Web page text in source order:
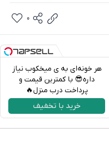
تلگرام
واتساپ
0
هر خونه‌ای به ی میخکوب نیاز
داره😎 با کمترین قیمت و
پرداخت درب منزل🔥
خرید با تخفیف